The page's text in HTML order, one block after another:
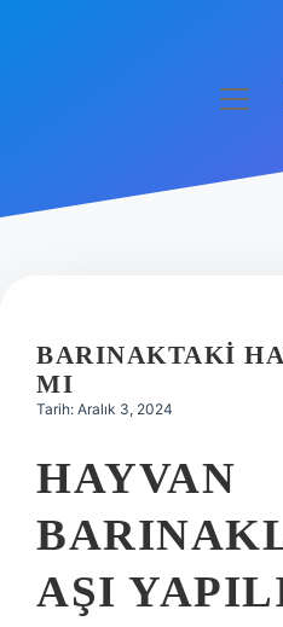
Hakkımızda
BARINAKTAKI
MI
Tarih: Aralık 3, 2024
HAYVAN
AŞI